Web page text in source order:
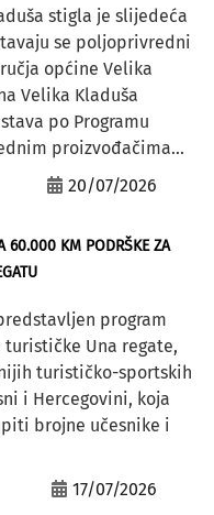
stigla je slijedeća
se poljoprivredni
općine Velika
Velika Kladuša
po Programu
proizvođačima...
20/07/2026
60.000 KM PODRŠKE ZA
program
Una regate,
turističko-sportskih
i Hercegovini, koja
brojne učesnike i
17/07/2026